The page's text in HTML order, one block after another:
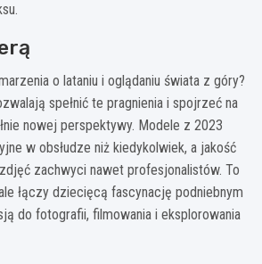
o lataniu i oglądaniu świata z góry?
spełnić te pragnienia i spojrzeć na
nowej perspektywy. Modele z 2023
w obsłudze niż kiedykolwiek, a jakość
zachwyci nawet profesjonalistów. To
łączy dziecięcą fascynację podniebnym
do fotografii, filmowania i eksplorowania